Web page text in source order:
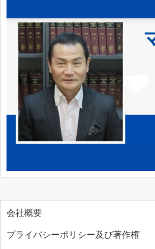
会社概要
プライバシーポリシー及び著作権